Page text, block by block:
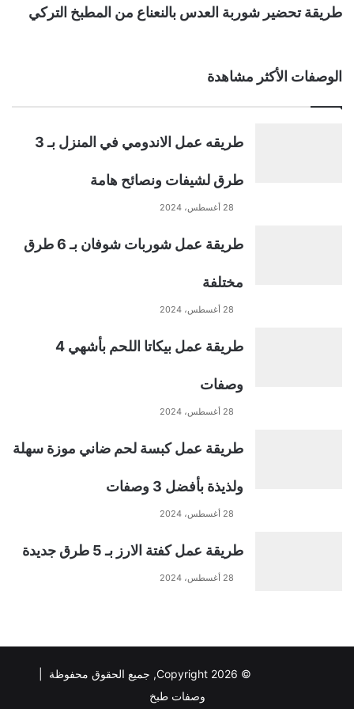
طريقة تحضير شوربة العدس بالنعناع من المطبخ التركي
الوصفات الأكثر مشاهدة
طريقه عمل الاندومي في المنزل بـ 3
طرق لشيفات ونصائح هامة
28 أغسطس، 2024
طريقة عمل شوربات شوفان بـ 6 طرق
مختلفة
28 أغسطس، 2024
طريقة عمل بيكاتا اللحم بأشهي 4
وصفات
28 أغسطس، 2024
طريقة عمل كبسة لحم ضاني موزة سهلة
ولذيذة بأفضل 3 وصفات
28 أغسطس، 2024
طريقة عمل كفتة الارز بـ 5 طرق جديدة
28 أغسطس، 2024
© Copyright 2026, جميع الحقوق محفوظة |
وصفات طبخ